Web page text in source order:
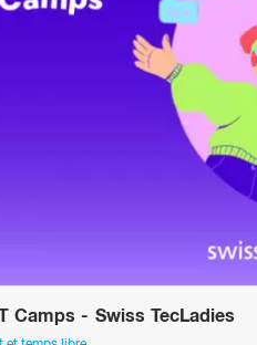
Camps - Swiss TecLadies